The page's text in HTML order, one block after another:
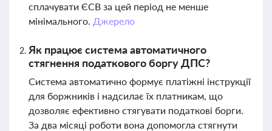
сплачувати ЄСВ за цей період не менше
мінімального. Джерело
Як працює система автоматичного
стягнення податкового боргу ДПС?
Система автоматично формує платіжні інструкції
для боржників і надсилає їх платникам, що
дозволяє ефективно стягувати податкові борги.
За два місяці роботи вона допомогла стягнути